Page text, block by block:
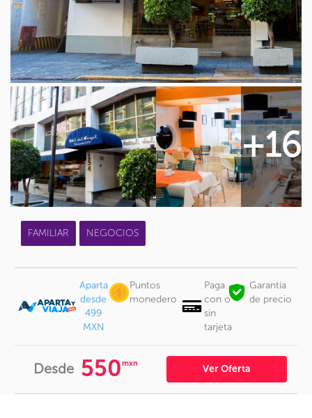
+16
FAMILIAR NEGOCIOS
Aparta
desde
499
MXN
Puntos
monedero
Paga
con o
sin
tarjeta
Garantía
de precio
Desde 550mxn Ver Oferta